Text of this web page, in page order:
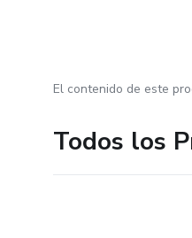
El contenido de este
Todos los